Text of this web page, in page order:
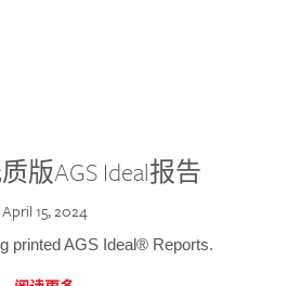
版AGS Ideal报告
April 15, 2024
printed AGS Ideal® Reports.